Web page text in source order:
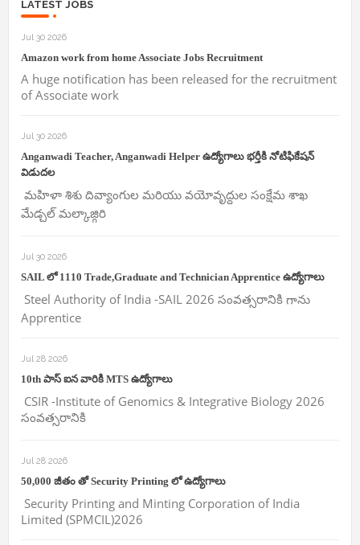
LATEST JOBS
Jul 30 2026
Amazon work from home Associate Jobs Recruitment
A huge notification has been released for the recruitment
of Associate work
Jul 30 2026
Anganwadi Teacher, Anganwadi Helper ఉద్యోగాలు భర్తీకి నోటిఫికేషన్
విడుదల
మహిళా శిశు దివ్యాంగుల మరియు వయోవృద్దుల సంక్షేమ శాఖ
మేడ్చల్ మల్కాజ్గిరి
Jul 30 2026
SAIL లో 1110 Trade,Graduate and Technician Apprentice ఉద్యోగాలు
Steel Authority of India -SAIL 2026 సంవత్సరానికి గాను
Apprentice
Jul 28 2026
10th పాస్ ఐన వారికి MTS ఉద్యోగాలు
CSIR -Institute of Genomics & Integrative Biology 2026
సంవత్సరానికి
Jul 28 2026
50,000 జీతం తో Security Printing లో ఉద్యోగాలు
Security Printing and Minting Corporation of India
Limited (SPMCIL)2026